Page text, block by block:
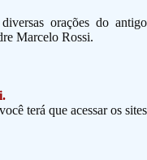
orações do antigo
Marcelo Rossi.
terá que acessar os sites